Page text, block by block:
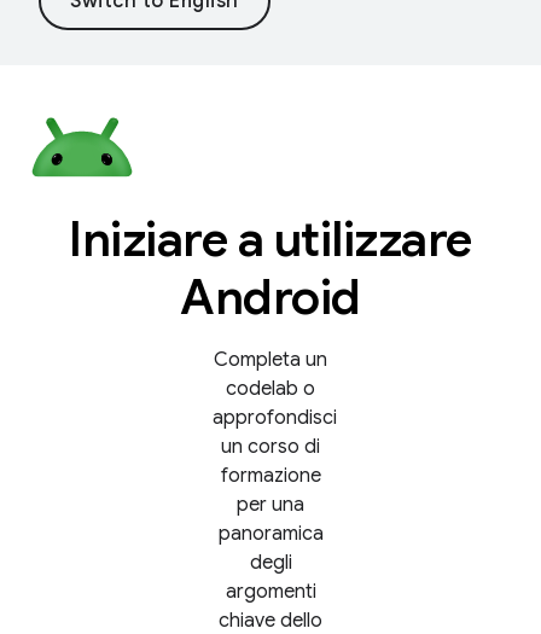
Iniziare a utilizzare
Android
Completa un
codelab o
approfondisci
un corso di
formazione
per una
panoramica
degli
argomenti
chiave dello